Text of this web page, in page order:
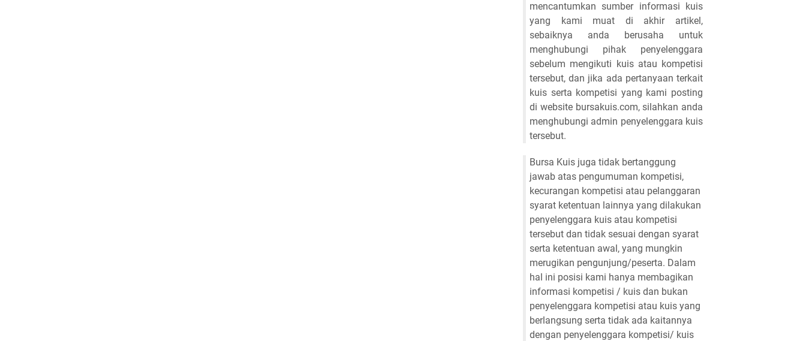
mencantumkan sumber informasi kuis
yang kami muat di akhir artikel,
sebaiknya anda berusaha untuk
menghubungi pihak penyelenggara
sebelum mengikuti kuis atau kompetisi
tersebut, dan jika ada pertanyaan terkait
kuis serta kompetisi yang kami posting
di website bursakuis.com, silahkan anda
menghubungi admin penyelenggara kuis
tersebut.
Bursa Kuis juga tidak bertanggung
jawab atas pengumuman kompetisi,
kecurangan kompetisi atau pelanggaran
syarat ketentuan lainnya yang dilakukan
penyelenggara kuis atau kompetisi
tersebut dan tidak sesuai dengan syarat
serta ketentuan awal, yang mungkin
merugikan pengunjung/peserta. Dalam
hal ini posisi kami hanya membagikan
informasi kompetisi / kuis dan bukan
penyelenggara kompetisi atau kuis yang
berlangsung serta tidak ada kaitannya
dengan penyelenggara kompetisi/ kuis